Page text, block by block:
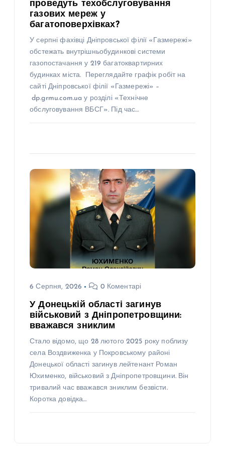
проведуть техобслуговування
газових мереж у
багатоповерхівках?
У серпні фахівці Дніпровської філії «Газмережі»
обстежать внутрішньобудинкові системи
газопостачання у 219 багатоквартирних
будинках міста. Переглядайте графік робіт на
сайті Дніпровської філії «Газмережі» –
dp.grmu.com.ua у розділі «Технічне
обслуговування ВБСГ». Під час…
6 Серпня, 2026 0 Коментарі
У Донецькій області загинув
військовий з Дніпропетровщини:
вважався зниклим
Стало відомо, що 28 лютого 2025 року поблизу
села Воздвиженка у Покровському районі
Донецької області загинув лейтенант Роман
Юхименко, військовий з Дніпропетровщини. Він
тривалий час вважався зниклим безвісти.
Коротка довідка…